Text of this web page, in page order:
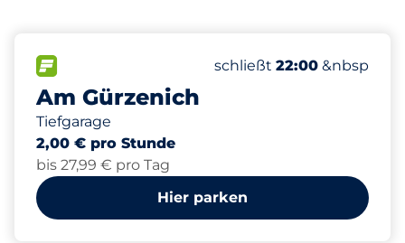
Am Gürzenich
Tiefgarage
FLOW verfügbar&nbspAnzahl der Parkplätze:
Gesamtplätze&nbsp
Frauenparkplätze&nbsp
Mittwoch&nbsp
schließt 22:00 &nbsp
2,00 € pro Stunde
bis 27,99 € pro Tag
Hier parken